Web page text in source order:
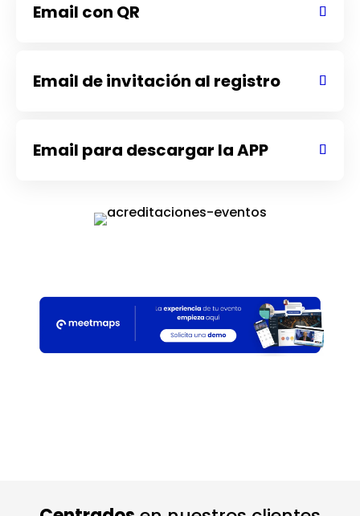
Email con QR
Email de invitación al registro
Email para descargar la APP